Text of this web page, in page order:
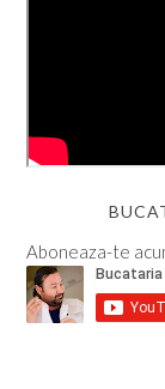
Aboneaza-te